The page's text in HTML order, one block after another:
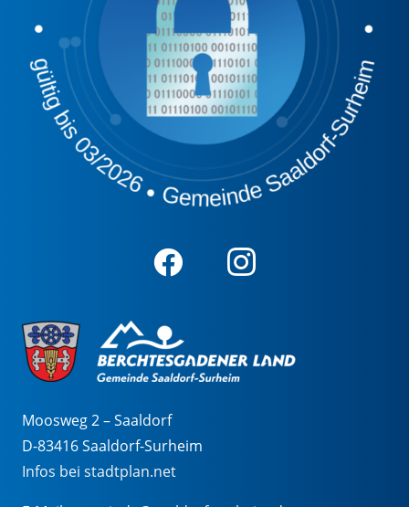
Moosweg 2 – Saaldorf
D-83416 Saaldorf-Surheim
Infos bei stadtplan.net